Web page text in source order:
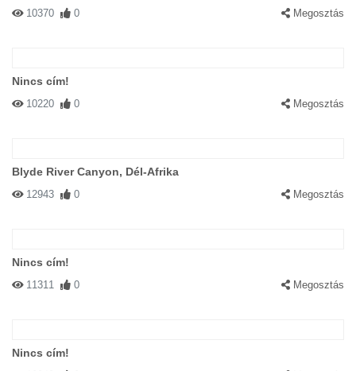
10370 0 Megosztás
Nincs cím!
10220 0 Megosztás
Blyde River Canyon, Dél-Afrika
12943 0 Megosztás
Nincs cím!
11311 0 Megosztás
Nincs cím!